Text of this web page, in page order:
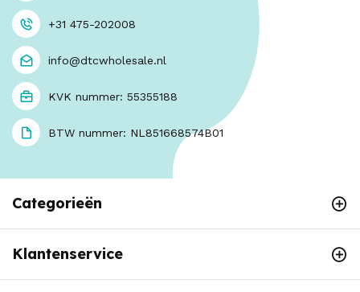
+31 475-202008
info@dtcwholesale.nl
KVK nummer: 55355188
BTW nummer: NL851668574B01
Categorieën
Klantenservice